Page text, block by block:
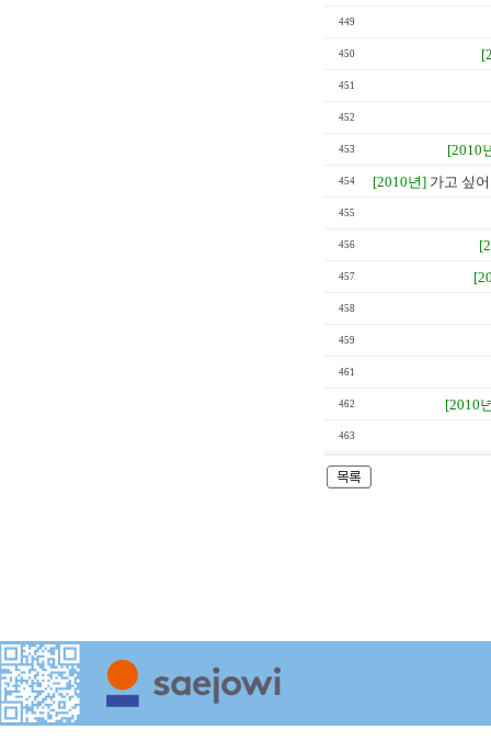
449
450
451
452
453 [2010
454 [2010년] 가고 싶
455
456
457
458
459
461
462 [2010
463